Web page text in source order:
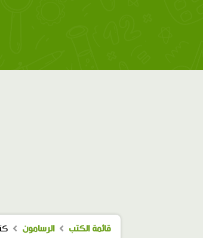
قائمة الكتب الرسامون